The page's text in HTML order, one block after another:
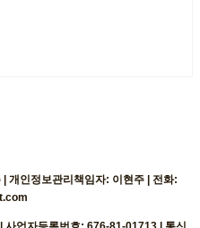
개인정보관리책임자: 이현주 | 전화: